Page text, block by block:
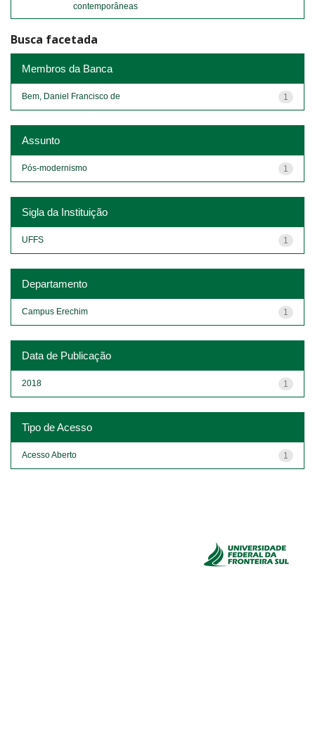
contemporâneas
Busca facetada
Membros da Banca
1
Bem, Daniel Francisco de
Assunto
1
Pós-modernismo
Sigla da Instituição
1
UFFS
Departamento
1
Campus Erechim
Data de Publicação
1
2018
Tipo de Acesso
1
Acesso Aberto